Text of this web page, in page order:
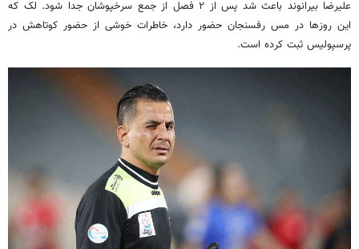
علیرضا بیرانوند باعث شد پس از ۲ فصل از جمع سرخپوشان جدا شود. لک که
این روزها در مس رفسنجان حضور دارد، خاطرات خوشی از حضور کوتاهش در
پرسپولیس ثبت کرده است.